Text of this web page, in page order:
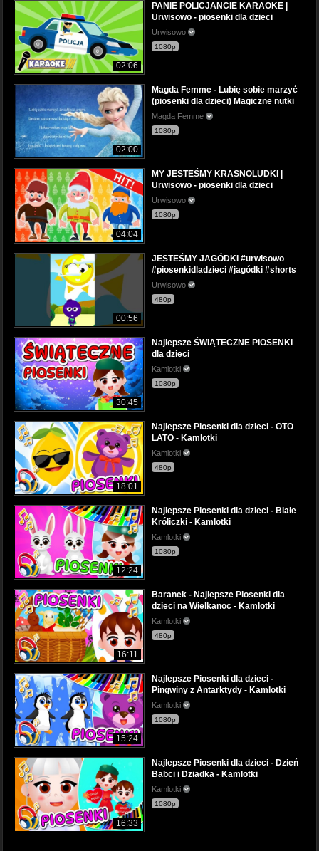
02:06
PANIE POLICJANCIE KARAOKE |
Urwisowo - piosenki dla dzieci
Urwisowo
1080p
02:00
Magda Femme - Lubię sobie marzyć
(piosenki dla dzieci) Magiczne nutki
Magda Femme
1080p
04:04
MY JESTEŚMY KRASNOLUDKI |
Urwisowo - piosenki dla dzieci
Urwisowo
1080p
00:56
JESTEŚMY JAGÓDKI #urwisowo
#piosenkidladzieci #jagódki #shorts
Urwisowo
480p
30:45
Najlepsze ŚWIĄTECZNE PIOSENKI
dla dzieci
Kamlotki
1080p
18:01
Najlepsze Piosenki dla dzieci - OTO
LATO - Kamlotki
Kamlotki
480p
12:24
Najlepsze Piosenki dla dzieci - Białe
Króliczki - Kamlotki
Kamlotki
1080p
16:11
Baranek - Najlepsze Piosenki dla
dzieci na Wielkanoc - Kamlotki
Kamlotki
480p
15:24
Najlepsze Piosenki dla dzieci -
Pingwiny z Antarktydy - Kamlotki
Kamlotki
1080p
16:33
Najlepsze Piosenki dla dzieci - Dzień
Babci i Dziadka - Kamlotki
Kamlotki
1080p